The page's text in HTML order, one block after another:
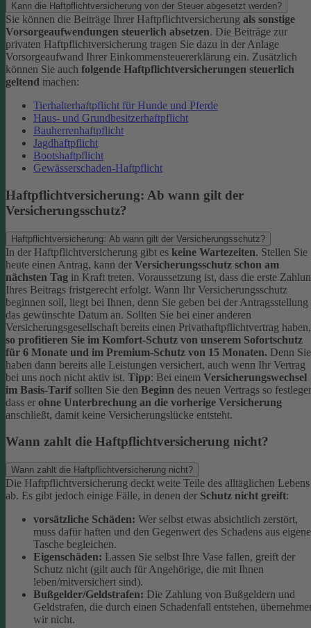
Kann die Haftpflichtversicherung von der Steuer abgesetzt werden?
Sie können die Beiträge Ihrer Haftpflichtversicherung als sonstige
Vorsorgeaufwendungen steuerlich absetzen. Die Beiträge zur
privaten Haftpflichtversicherung tragen Sie dazu in der Anlage
Vorsorgeaufwand Ihrer Einkommensteuererklärung ein. Zusätzlich
können Sie auch folgende Haftpflichtversicherungen steuerlich
geltend machen:
Tierhalterhaftpflicht für Hunde und Pferde
Haus- und Grundbesitzerhaftpflicht
Bauherrenhaftpflicht
Jagdhaftpflicht
Bootshaftpflicht
Gewässerschaden-Haftpflicht
Haftpflichtversicherung: Ab wann gilt der
Versicherungsschutz?
Haftpflichtversicherung: Ab wann gilt der Versicherungsschutz?
In der Haftpflichtversicherung gibt es keine Wartezeiten. Stellen Sie
heute einen Antrag, kann der Versicherungsschutz schon am
nächsten Tag in Kraft treten. Voraussetzung ist, dass die erste
Ihres Beitrags fristgerecht erfolgt. Wann Ihr Versicherungsschutz
beginnen soll, liegt bei Ihnen, denn Sie geben bei der Antragsstellung
das gewünschte Datum an. Sollten Sie bei einer anderen
Versicherungsgesellschaft bereits einen Privathaftpflichtvertrag haben,
so profitieren Sie im Komfort-Schutz von unserem Sofortschutz
für 6 Monate und im Premium-Schutz von 15 Monaten. Denn Sie
haben dann bereits alle Leistungen versichert, auch wenn Ihr Vertrag
bei uns noch nicht aktiv ist. Tipp: Bei einem Versicherungswechsel
im Basis-Tarifsollten Sie den Beginn des neuen Vertrags so
dass er ohne Unterbrechung an die vorherige Versicherung
anschließt, damit keine Versicherungslücke entsteht.
Wann zahlt die Haftpflichtversicherung nicht?
Wann zahlt die Haftpflichtversicherung nicht?
Die Haftpflichtversicherung deckt weite Teile des alltäglichen Lebens
ab. Es gibt jedoch einige Fälle, in denen der Schutz nicht greift:
vorsätzliche Schäden: Wer selbst etwas absichtlich zerstört,
muss dafür haften und den Gegenwert des Schadens aus
Tasche begleichen.
Eigenschäden: Lassen Sie selbst Ihre Vase fallen, greift der
Schutz nicht (gilt auch für Angehörige, die mit Ihnen
leben/mitversichert sind).
Bußgelder/Geldstrafen: Die Zahlung von Bußgeldern und
Geldstrafen, die durch einen Schadenfall entstehen,
wir nicht.